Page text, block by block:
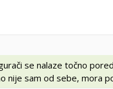
se nalaze točno
nije sam od sebe, mora